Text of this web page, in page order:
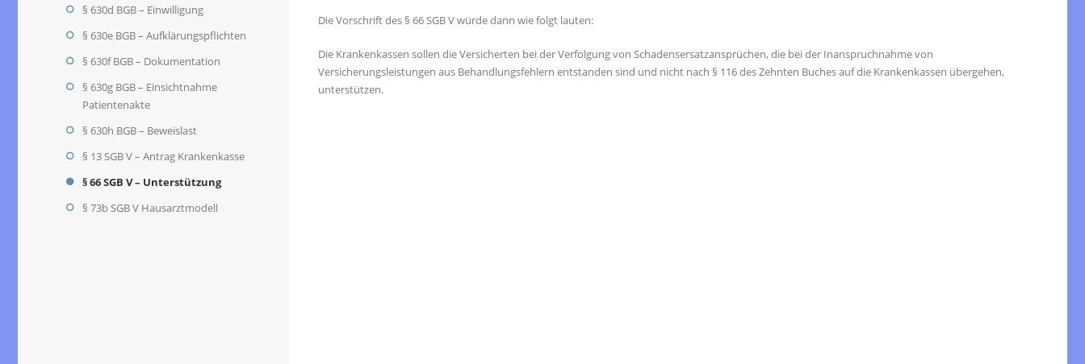
§ 630d BGB – Einwilligung
§ 630e BGB – Aufklärungspflichten
§ 630f BGB – Dokumentation
§ 630g BGB – Einsichtnahme
Patientenakte
§ 630h BGB – Beweislast
§ 13 SGB V – Antrag Krankenkasse
§ 66 SGB V – Unterstützung
§ 73b SGB V Hausarztmodell
Die Vorschrift des § 66 SGB V würde dann wie folgt lauten:
Die Krankenkassen sollen die Versicherten bei der Verfolgung von Schadensersatzansprüchen, die bei der Inanspruchnahme von
Versicherungsleistungen aus Behandlungsfehlern entstanden sind und nicht nach § 116 des Zehnten Buches auf die Krankenkassen übergehen,
unterstützen.